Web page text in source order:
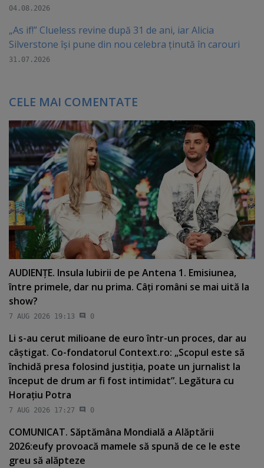
04.08.2026
„As if!” Clueless revine după 31 de ani, iar Alicia
Silverstone își pune din nou celebra ținută în carouri
31.07.2026
CELE MAI COMENTATE
AUDIENŢE. Insula Iubirii de pe Antena 1. Emisiunea,
între primele, dar nu prima. Câţi români se mai uită la
show?
7 AUG 2026 19:13 0
Li s-au cerut milioane de euro într-un proces, dar au
câştigat. Co-fondatorul Context.ro: „Scopul este să
închidă presa folosind justiţia, poate un jurnalist la
început de drum ar fi fost intimidat”. Legătura cu
Horaţiu Potra
7 AUG 2026 17:27 0
COMUNICAT. Săptămâna Mondială a Alăptării
2026:eufy provoacă mamele să spună de ce le este
greu să alăpteze